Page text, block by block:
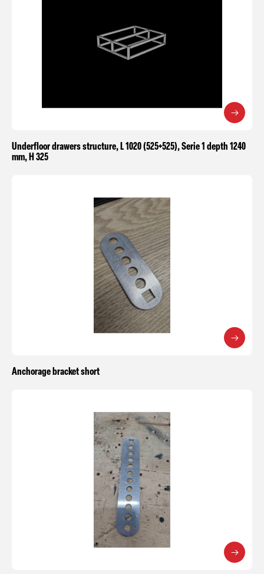
Underfloor drawers structure, L 1020 (525+525), Serie 1 depth 1240
mm, H 325
Anchorage bracket short